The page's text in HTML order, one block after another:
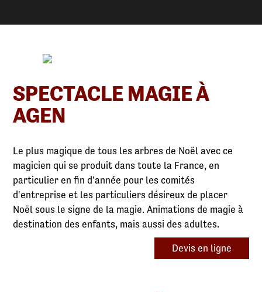
SPECTACLE MAGIE À
AGEN
Le plus magique de tous les arbres de Noël avec ce
magicien qui se produit dans toute la France, en
particulier en fin d'année pour les comités
d'entreprise et les particuliers désireux de placer
Noël sous le signe de la magie. Animations de magie à
destination des enfants, mais aussi des adultes.
Devis en ligne